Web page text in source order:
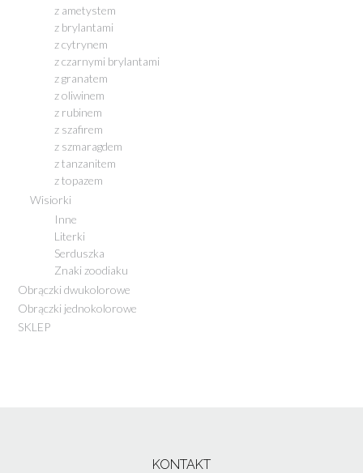
z ametystem
z brylantami
z cytrynem
z czarnymi brylantami
z granatem
z oliwinem
z rubinem
z szafirem
z szmaragdem
z tanzanitem
z topazem
Wisiorki
Inne
Literki
Serduszka
Znaki zoodiaku
Obrączki dwukolorowe
Obrączki jednokolorowe
SKLEP
KONTAKT